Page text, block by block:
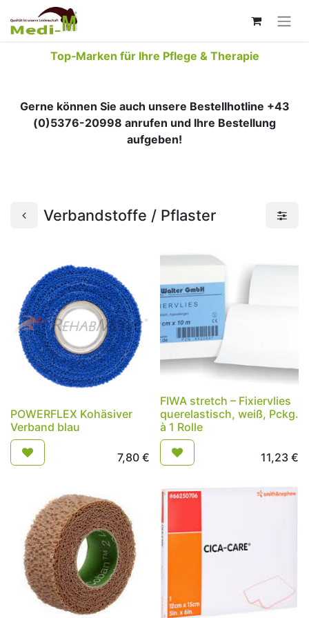
Top‑Marken für Ihre Pflege & Therapie
Gerne können Sie auch unsere Bestellhotline +43
(0)5376-20998 anrufen und Ihre Bestellung
aufgeben!
Verbandstoffe / Pflaster
POWERFLEX Kohäsiver
Verband blau
7,80€
FIWA stretch – Fixiervlies
querelastisch, weiß, Pckg.
à 1 Rolle
11,23 €